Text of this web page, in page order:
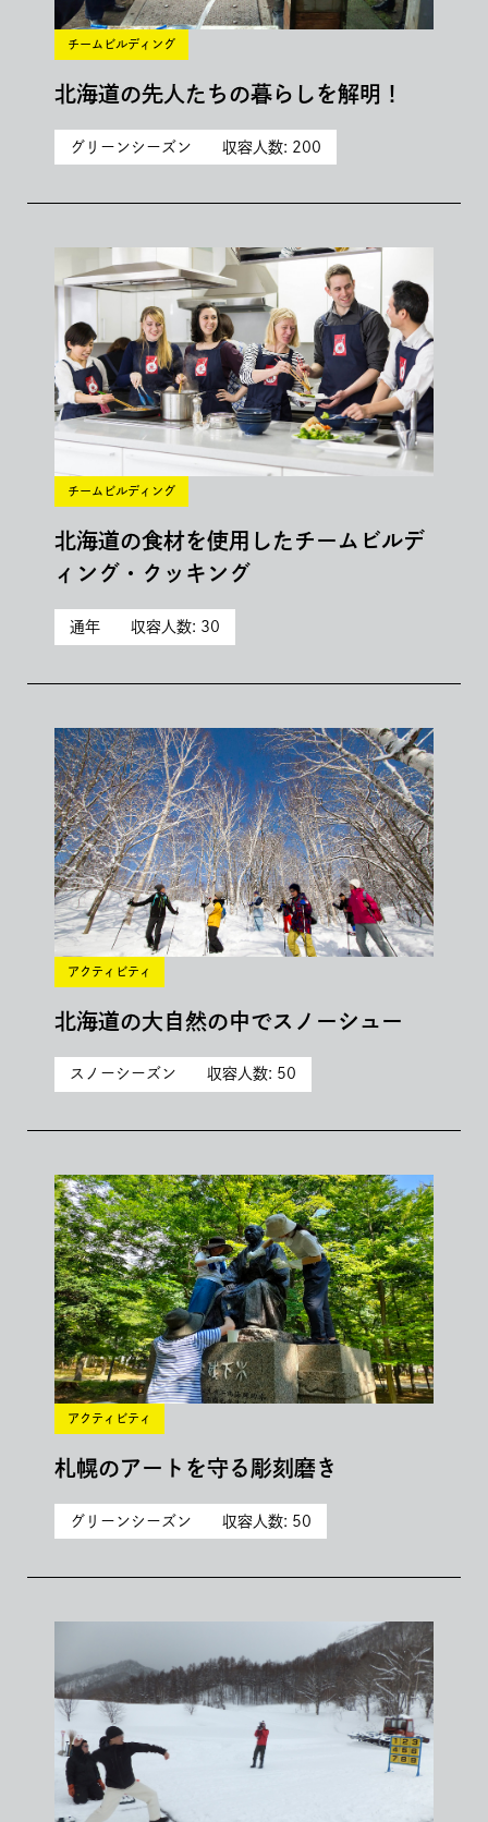
チームビルディング
北海道の先人たちの暮らしを解明！
グリーンシーズン 収容人数: 200
チームビルディング
北海道の食材を使用したチームビルデ
ィング・クッキング
通年 収容人数: 30
アクティビティ
北海道の大自然の中でスノーシュー
スノーシーズン 収容人数: 50
アクティビティ
札幌のアートを守る彫刻磨き
グリーンシーズン 収容人数: 50